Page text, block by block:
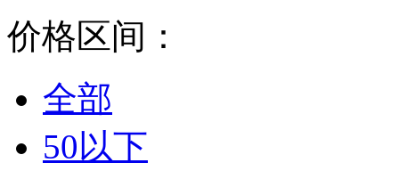
价格区间：
全部
50以下